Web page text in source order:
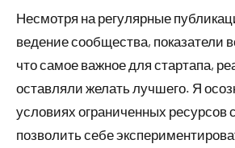
Несмотря на регулярные
ведение сообщества, показатели
что самое важное для стартапа,
оставляли желать лучшего. Я
условиях ограниченных ресурсов
позволить себе